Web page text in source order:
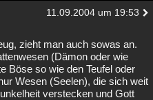
11.09.2004 um 19:53
zieht man auch sowas an.
(Dämon oder wie
Böse so wie den Teufel oder
Wesen (Seelen), die sich weit
verstecken und Gott